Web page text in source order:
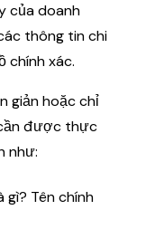
của doanh
thông tin chi
chính xác.
giản hoặc chỉ
được thực
như:
gì? Tên chính